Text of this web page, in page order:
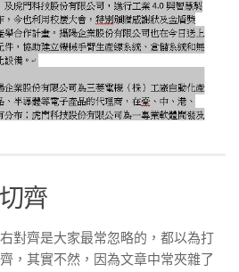
齊
對齊是大家最常忽略的，都以為打
，其實不然，因為文章中常夾雜了